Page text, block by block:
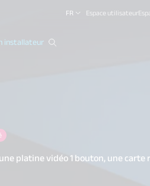
FR Espace utilisateur
installateur
platine vidéo 1 bouton, une